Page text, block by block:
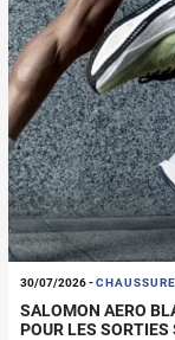
30/07/2026-
SALOMON AERO
POUR LES SORTIES